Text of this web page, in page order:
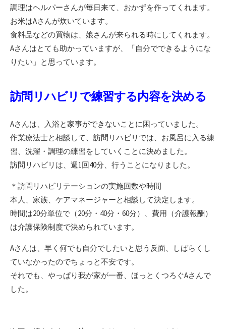
調理はヘルパーさんが毎日来て、おかずを作ってくれます。
お米はAさんが炊いています。
食料品などの買物は、娘さんが来られる時にしてくれます。
Aさんはとても助かっていますが、「自分でできるようにな
りたい」と思っています。
訪問リハビリで練習する内容を決める
Aさんは、入浴と家事ができないことに困っていました。
作業療法士と相談して、訪問リハビリでは、お風呂に入る練
習、洗濯・調理の練習をしていくことに決めました。
訪問リハビリは、週1回40分、行うことになりました。
＊訪問リハビリテーションの実施回数や時間
本人、家族、ケアマネージャーと相談して決定します。
時間は20分単位で（20分・40分・60分）、費用（介護報酬）
は介護保険制度で決められています。
Aさんは、早く何でも自分でしたいと思う反面、しばらくし
ていなかったのでちょっと不安です。
それでも、やっぱり我が家が一番、ほっとくつろぐAさんで
した。